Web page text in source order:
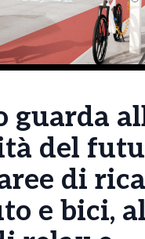
guarda
del
di
e bici,